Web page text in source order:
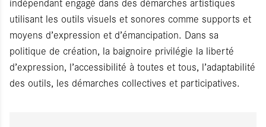
utilisant les outils visuels et sonores comme supports et
moyens d’expression et d’émancipation. Dans sa
politique de création, la baignoire privilégie la liberté
d’expression, l’accessibilité à toutes et tous, l’adaptabilité
des outils, les démarches collectives et participatives.